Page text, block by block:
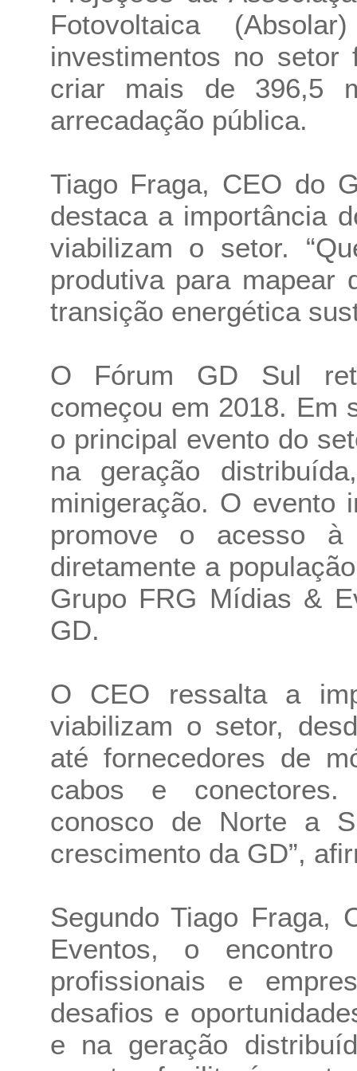
Fotovoltaica
investimentos no setor
criar mais de 396,5
arrecadação pública.
Tiago Fraga, CEO do
destaca a importância
viabilizam o setor.
produtiva para mapear
transição energética
O Fórum GD Sul
começou em 2018. Em
o principal evento do
na geração
minigeração. O evento
promove o acesso à
diretamente a
Grupo FRG Mídias &
GD.
O CEO ressalta a
viabilizam o setor,
até fornecedores de
cabos e conectores.
conosco de Norte a
crescimento da GD”,
Segundo Tiago Fraga,
Eventos, o
profissionais e
desafios e
e na geração